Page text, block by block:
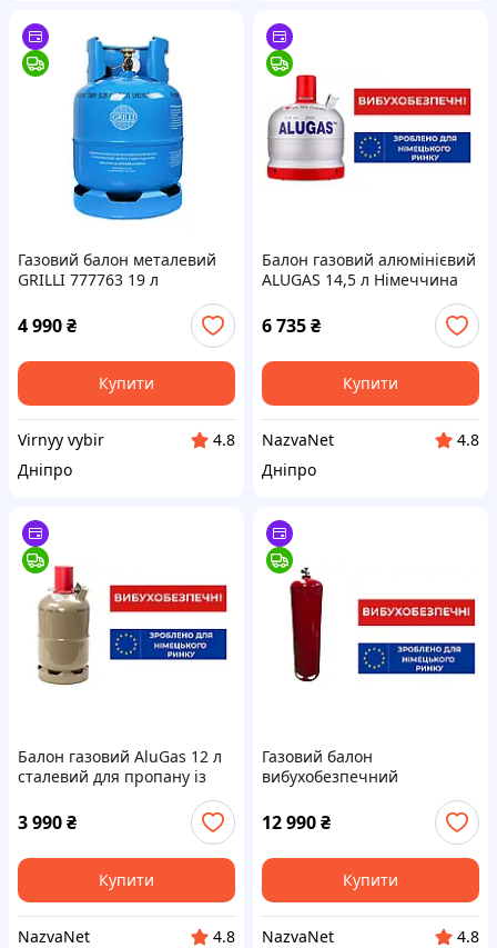
Газовий балон металевий
GRILLI 777763 19 л
4 990₴
Купити
Virnyy vybir
4.8
Дніпро
Балон газовий алюмінієвий
ALUGAS 14,5 л Німеччина
6 735₴
Купити
NazvaNet
4.8
Дніпро
Балон газовий AluGas 12 л
сталевий для пропану із
3 990₴
Купити
NazvaNet
4.8
Газовий балон
вибухобезпечний
металевий 79 л Vitkovice з
клапаном тиску
12 990₴
Купити
NazvaNet
4.8